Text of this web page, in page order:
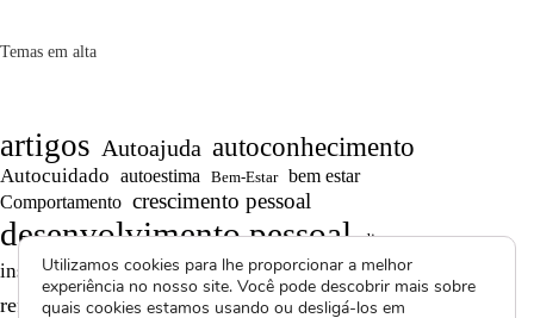
Temas em alta
artigos Autoajuda autoconhecimento
Autocuidado autoestima Bem-Estar bem estar
Comportamento crescimento pessoal
desenvolvimento pessoal dicas
inspiração Motivação produtividade Projetos autorais
reflexão Reflexões Reflexões de Vida
Utilizamos cookies para lhe proporcionar a melhor
experiência no nosso site. Você pode descobrir mais sobre
quais cookies estamos usando ou desligá-los em